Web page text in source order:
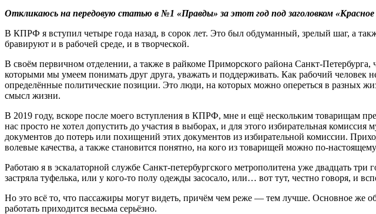
Откликаюсь на передовую статью в №1 «Правды» за этот год под заголовком
В КПРФ я вступил четыре года назад, в сорок лет. Это был обдуманный, зрелый шаг, а
бравируют и в рабочей среде, и в творческой.
В своём первичном отделении, а также в райкоме Приморского района Санкт-
которыми мы умеем понимать друг друга, уважать и поддерживать. Как рабочий
определённые политические позиции. Это люди, на которых можно опереться в разных
смысл жизни.
В 2019 году, вскоре после моего вступления в КПРФ, мне и ещё нескольким товарищам
нас просто не хотел допустить до участия в выборах, и для этого избирательная
документов до потерь или похищений этих документов из избирательной комиссии.
волевые качества, а также становится понятно, на кого из товарищей можно по-
Работаю я в эскалаторной службе Санкт-петербургского метрополитена уже двадцать
застряла туфелька, или у кого-то полу одежды засосало, или… вот тут, честно говоря, и
Но это всё то, что пассажиры могут видеть, причём чем реже — тем лучше. Основное же
работать приходится весьма серьёзно.